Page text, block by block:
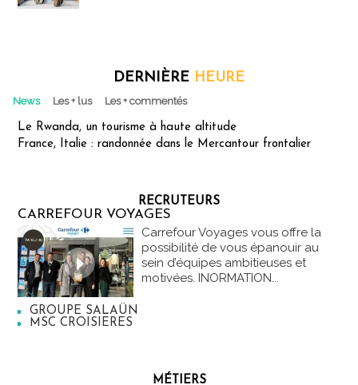
DERNIÈRE HEURE
News Les + lus Les + commentés
Le Rwanda, un tourisme à haute altitude
France, Italie : randonnée dans le Mercantour frontalier
RECRUTEURS
CARREFOUR VOYAGES
Carrefour Voyages vous offre la
possibilité de vous épanouir au
sein d’équipes ambitieuses et
motivées. INORMATION...
GROUPE SALAÜN
MSC CROISIERES
MÉTIERS